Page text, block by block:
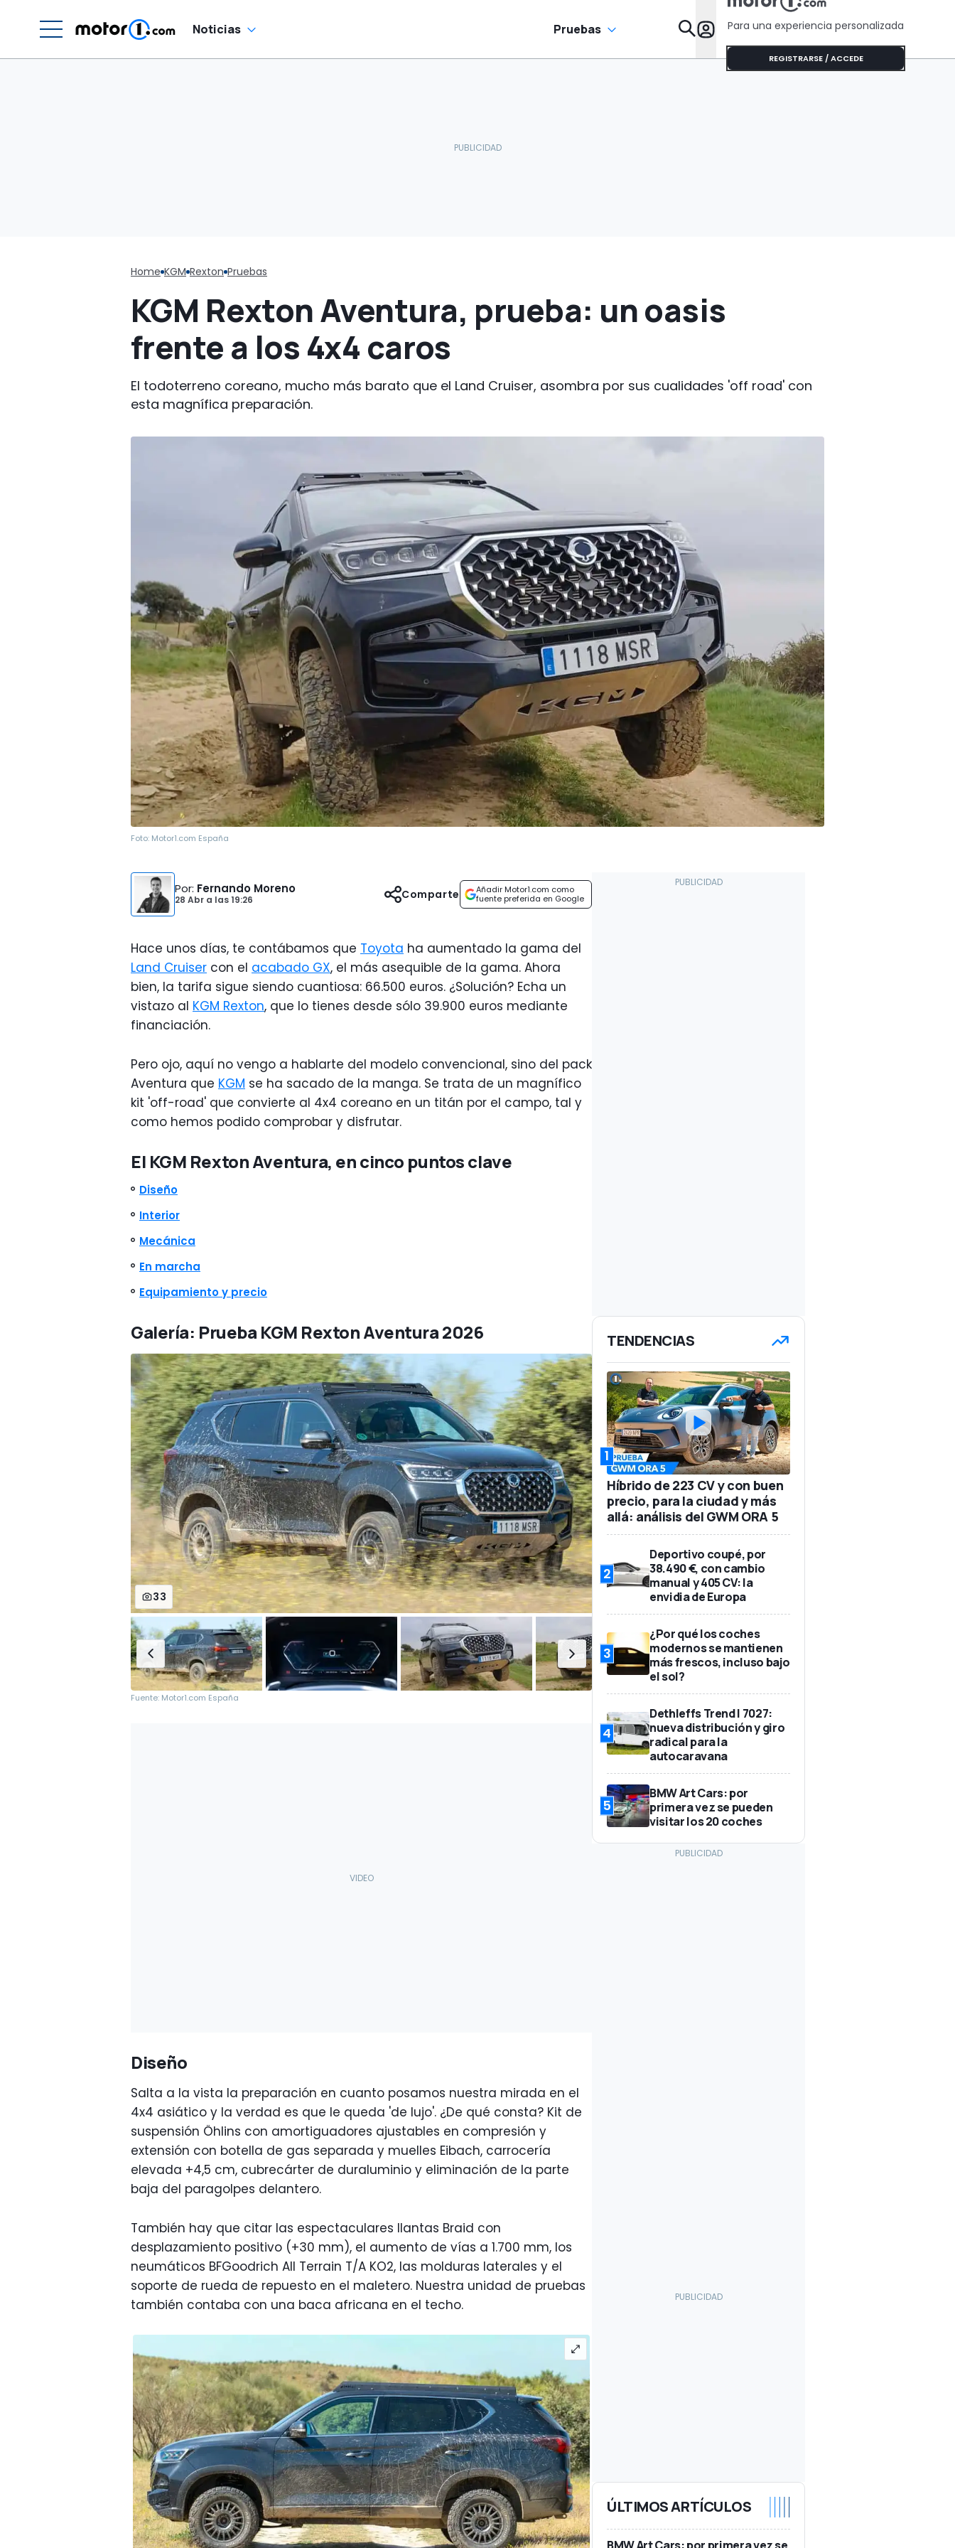
Noticias Pruebas Para una experiencia personalizada
REGISTRARSE / ACCEDE
Home KGM Rexton Pruebas
KGM Rexton Aventura, prueba: un oasis
frente a los 4x4 caros
El todoterreno coreano, mucho más barato que el Land Cruiser, asombra por sus cualidades 'off road' con
esta magnífica preparación.
Foto: Motor1.com España
Por: Fernando Moreno
28 Abr a las19:26
Añadir Motor1.com como
fuente preferida en Google
Comparte
Hace unos días, te contábamos que Toyota ha aumentado la gama del
Land Cruiser con el acabado GX, el más asequible de la gama. Ahora
bien, la tarifa sigue siendo cuantiosa: 66.500 euros. ¿Solución? Echa un
vistazo al KGM Rexton, que lo tienes desde sólo 39.900 euros mediante
financiación.
Pero ojo, aquí no vengo a hablarte del modelo convencional, sino del pack
Aventura que KGM se ha sacado de la manga. Se trata de un magnífico
kit 'off-road' que convierte al 4x4 coreano en un titán por el campo, tal y
como hemos podido comprobar y disfrutar.
El KGM Rexton Aventura, en cinco puntos clave
Diseño
Interior
Mecánica
En marcha
Equipamiento y precio
Galería: Prueba KGM Rexton Aventura 2026
33
Fuente: Motor1.com España
Diseño
Salta a la vista la preparación en cuanto posamos nuestra mirada en el
4x4 asiático y la verdad es que le queda 'de lujo'. ¿De qué consta? Kit de
suspensión Öhlins con amortiguadores ajustables en compresión y
extensión con botella de gas separada y muelles Eibach, carrocería
elevada +4,5 cm, cubrecárter de duraluminio y eliminación de la parte
baja del paragolpes delantero.
También hay que citar las espectaculares llantas Braid con
desplazamiento positivo (+30 mm), el aumento de vías a 1.700 mm, los
neumáticos BFGoodrich All Terrain T/A KO2, las molduras laterales y el
soporte de rueda de repuesto en el maletero. Nuestra unidad de pruebas
también contaba con una baca africana en el techo.
TENDENCIAS
1
Híbrido de 223 CV y con buen
precio, para la ciudad y más
allá: análisis del GWM ORA 5
2
Deportivo coupé, por
38.490 €, con cambio
manual y 405 CV: la
envidia de Europa
3
¿Por qué los coches
modernos se mantienen
más frescos, incluso bajo
el sol?
4
Dethleffs Trend I 7027:
nueva distribución y giro
radical para la
autocaravana
5
BMW Art Cars: por
primera vez se pueden
visitar los 20 coches
ÚLTIMOS ARTÍCULOS